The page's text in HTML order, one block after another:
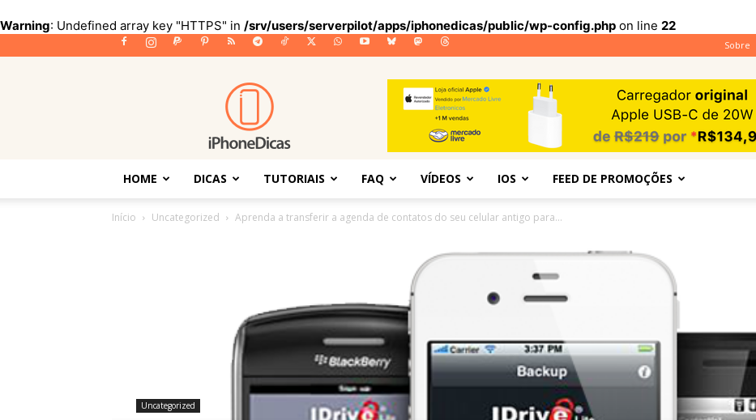
Warning: Undefined array key "HTTPS" in /srv/users/serverpilot/apps/iphonedicas/public/wp-config.php on line 22
Sobre
iPhoneDicas
HOME DICAS TUTORIAIS FAQ VÍDEOS IOS FEED DE PROMOÇÕES
Início Uncategorized Aprenda a transferir a agenda de contatos do seu celular antigo para...
Uncategorized